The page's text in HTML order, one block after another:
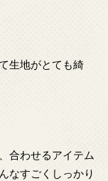
生地がとても綺
合わせるアイテム
なすごくしっかり